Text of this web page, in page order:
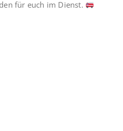
für euch im Dienst.